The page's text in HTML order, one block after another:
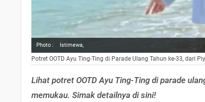
Photo : Istimewa,
Potret OOTD Ayu Ting-Ting di Parade Ulang Tahun ke-33, dari
Lihat potret OOTD Ayu Ting-Ting di parade
memukau. Simak detailnya di sini!